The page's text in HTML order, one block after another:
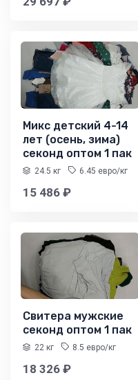
Микс детский 4-14
лет (осень, зима)
секонд оптом 1 пак
24.5 кг 6.45 евро/кг
15 486 ₽
Свитера мужские
секонд оптом 1 пак
22 кг 8.5 евро/кг
18 326 ₽